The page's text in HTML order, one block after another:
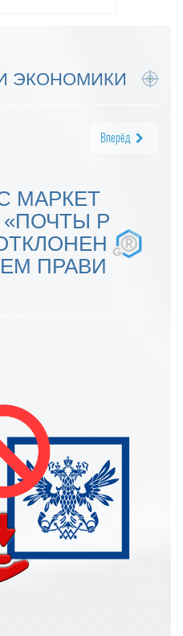
ЭКОНОМИКИ
Вперёд
МАРКЕТ
Р
ПРАВИ